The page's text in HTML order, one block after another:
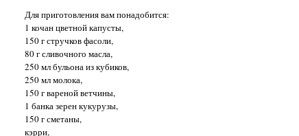
Для приготовления вам понадобится:
1 кочан цветной капусты,
150 г стручков фасоли,
80 г сливочного масла,
250 мл бульона из кубиков,
250 мл молока,
150 г вареной ветчины,
1 банка зерен кукурузы,
150 г сметаны,
кэрри,